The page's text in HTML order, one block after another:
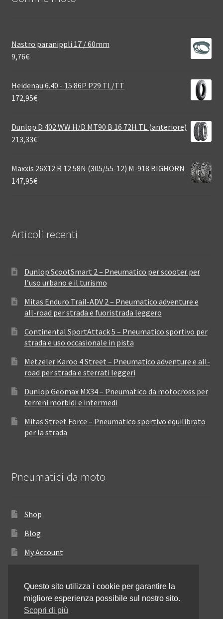
Nastro paranippli 17 / 60mm
9,76€
Heidenau 6.40 - 15 86P P29 TL/TT
172,95€
Dunlop D 402 WW H/D MT90 B 16 72H TL (anteriore)
213,33€
Maxxis 26X12 R 12 58N (305/55-12) M-918 BIGHORN
147,95€
Articoli recenti
Dunlop ScootSmart 2 – Pneumatico per scooter per
l’uso urbano e il turismo
Mitas Enduro Trail-ADV 2 – Pneumatico adventure e
all-road per strada e fuoristrada leggero
Continental SportAttack 5 – Pneumatico sportivo per
strada e uso occasionale in pista
Metzeler Karoo 4 Street – Pneumatico adventure e all-
road per strada e sterrati leggeri
Dunlop Geomax MX34 – Pneumatico da motocross per
terreni morbidi e intermedi
Mitas Street Force – Pneumatico sportivo equilibrato
per la strada
Pneumatici da moto
Shop
Blog
My Account
Resi e rimborsi
Annullamento dell’ordine
Questo sito utilizza i cookie per garantire la
migliore esperienza possibile sul nostro sito.
Scopri di più